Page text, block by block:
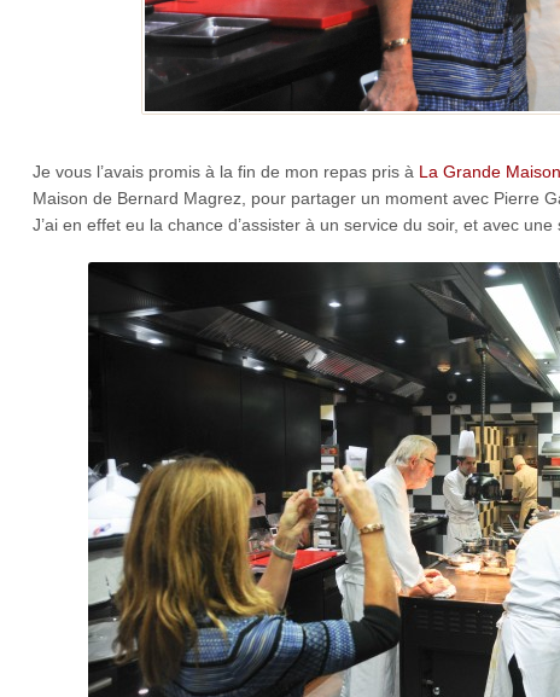
Je vous l’avais promis à la fin de mon repas pris à La Grande
Maison de Bernard Magrez, pour partager un moment avec Pierre
J’ai en effet eu la chance d’assister à un service du soir, et avec